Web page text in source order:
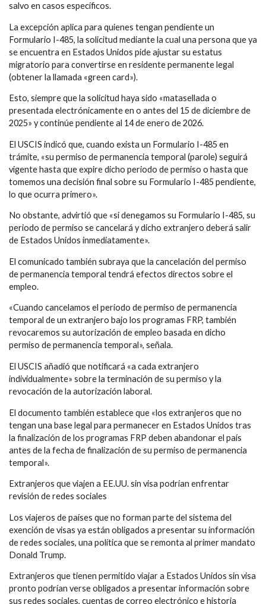
salvo en casos específicos.
La excepción aplica para quienes tengan pendiente un
Formulario I-485, la solicitud mediante la cual una persona que ya
se encuentra en Estados Unidos pide ajustar su estatus
migratorio para convertirse en residente permanente legal
(obtener la llamada «green card»).
Esto, siempre que la solicitud haya sido «matasellada o
presentada electrónicamente en o antes del 15 de diciembre de
2025» y continúe pendiente al 14 de enero de 2026.
El USCIS indicó que, cuando exista un Formulario I-485 en
trámite, «su permiso de permanencia temporal (parole) seguirá
vigente hasta que expire dicho periodo de permiso o hasta que
tomemos una decisión final sobre su Formulario I-485 pendiente,
lo que ocurra primero».
No obstante, advirtió que «si denegamos su Formulario I-485, su
periodo de permiso se cancelará y dicho extranjero deberá salir
de Estados Unidos inmediatamente».
El comunicado también subraya que la cancelación del permiso
de permanencia temporal tendrá efectos directos sobre el
empleo.
«Cuando cancelamos el período de permiso de permanencia
temporal de un extranjero bajo los programas FRP, también
revocaremos su autorización de empleo basada en dicho
permiso de permanencia temporal», señala.
El USCIS añadió que notificará «a cada extranjero
individualmente» sobre la terminación de su permiso y la
revocación de la autorización laboral.
El documento también establece que «los extranjeros que no
tengan una base legal para permanecer en Estados Unidos tras
la finalización de los programas FRP deben abandonar el país
antes de la fecha de finalización de su permiso de permanencia
temporal».
Extranjeros que viajen a EE.UU. sin visa podrían enfrentar
revisión de redes sociales
Los viajeros de países que no forman parte del sistema del
exención de visas ya están obligados a presentar su información
de redes sociales, una política que se remonta al primer mandato
Donald Trump.
Extranjeros que tienen permitido viajar a Estados Unidos sin visa
pronto podrían verse obligados a presentar información sobre
sus redes sociales, cuentas de correo electrónico e historia